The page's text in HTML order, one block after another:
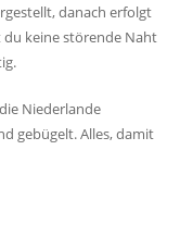
danach erfolgt
keine störende Naht
Niederlande
gebügelt. Alles, damit